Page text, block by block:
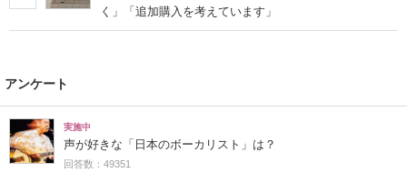
く」「追加購入を考えています」
アンケート
実施中
声が好きな「日本のボーカリスト」は？
回答数：49351